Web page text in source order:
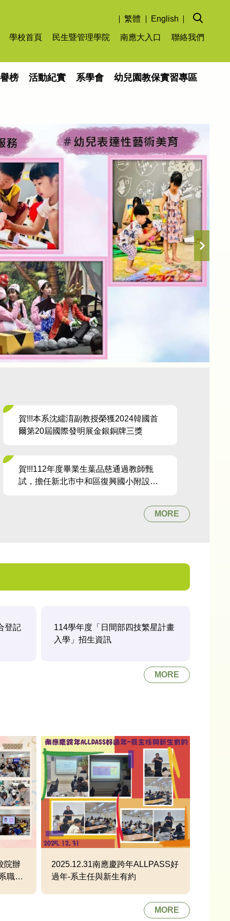
繁體 English
榜 活動紀實 系學會 幼兒園教保實習專區
學校首頁 民生暨管理學院 南應大入口 聯絡我們
賀!!!本系沈繻淯副教授榮獲2024韓國首
爾第20屆國際發明展金銀銅牌三獎
賀!!!112年度畢業生葉品慈通過教師甄
試，擔任新北市中和區復興國小附設幼
MORE
登記
114學年度「日間部四技繁星計畫
入學」招生資訊
MORE
院辦
職涯
2025.12.31南應慶跨年ALLPASS好
過年-系主任與新生有約
MORE